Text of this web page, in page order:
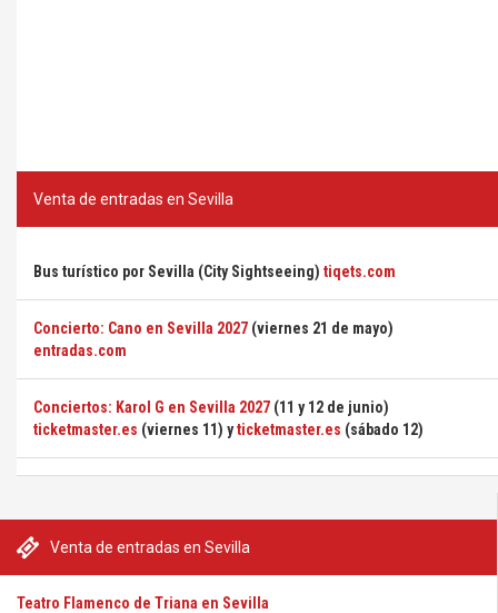
Venta de entradas en Sevilla
Teatro Flamenco de Triana en Sevilla
Venta de entradas en Sevilla
Bus turístico por Sevilla (City Sightseeing) tiqets.com
Concierto: Cano en Sevilla 2027 (viernes 21 de mayo)
entradas.com
Conciertos: Karol G en Sevilla 2027 (11 y 12 de junio)
ticketmaster.es (viernes 11) yticketmaster.es (sábado 12)